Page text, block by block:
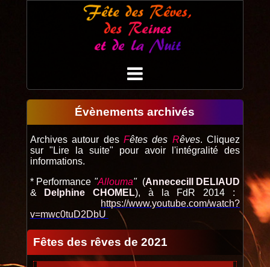
Évènements archivés
Archives autour des Fêtes des Rêves. Cliquez
sur "Lire la suite" pour avoir l'intégralité des
informations.
* Performance "Allouma"(Annececill DELIAUD
&
Delphine CHOMEL), à la FdR 2014 :
https://www.youtube.com/watch?
v=mwc0tuD2DbU
Fêtes des rêves de 2021